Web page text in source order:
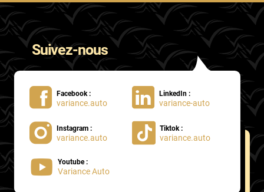
Ora
Peugeot
Plymouth
Pontiac
Porsche
Proton
Renault
Suivez-nous
Facebook :
variance.auto
LinkedIn :
variance-auto
Instagram :
variance.auto
Tiktok :
variance.auto
Youtube :
Variance Auto